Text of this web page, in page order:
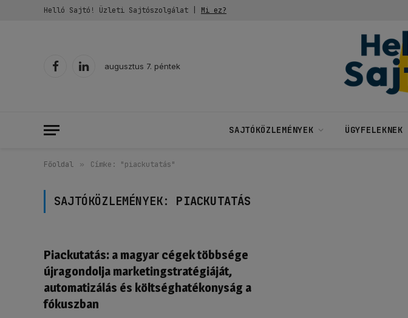
Helló Sajtó! Üzleti Sajtószolgálat | Mi ez?
FacebookLinkedIn
augusztus 7. péntek
SAJTÓKÖZLEMÉNYEK ÜGYFELEKNEK
Főoldal » Címke: "piackutatás"
SAJTÓKÖZLEMÉNYEK: PIACKUTATÁS
Piackutatás: a magyar cégek többsége
újragondolja marketingstratégiáját,
automatizálás és költséghatékonyság a
fókuszban